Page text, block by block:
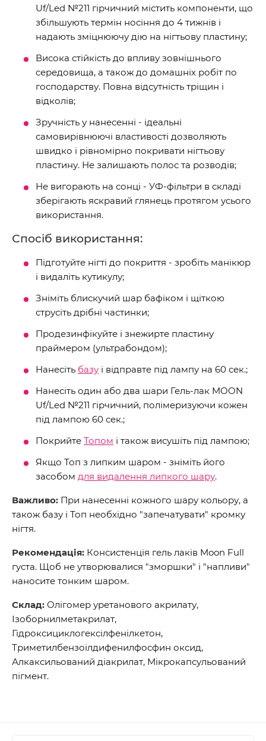
Uf/Led №211 гірчичний містить компоненти, що
збільшують термін носіння до 4 тижнів і
надають зміцнюючу дію на нігтьову пластину;
Висока стійкість до впливу зовнішнього
середовища, а також до домашніх робіт по
господарству. Повна відсутність тріщин і
відколів;
Зручність у нанесенні - ідеальні
самовирівнюючі властивості дозволяють
швидко і рівномірно покривати нігтьову
пластину. Не залишають полос та розводів;
Не вигорають на сонці - УФ-фільтри в складі
зберігають яскравий глянець протягом усього
використання.
Спосіб використання:
Підготуйте нігті до покриття - зробіть манікюр
і видаліть кутикулу;
Зніміть блискучий шар бафіком і щіткою
струсіть дрібні частинки;
Продезинфікуйте і знежирте пластину
праймером (ультрабондом);
Нанесіть базу і відправте під лампу на 60 сек.;
Нанесіть один або два шари Гель-лак MOON
Uf/Led №211 гірчичний, полімеризуючи кожен
під лампою 60 сек.;
Покрийте Топом і також висушіть під лампою;
Якщо Топ з липким шаром - зніміть його
засобом для видалення липкого шару.
Важливо: При нанесенні кожного шару кольору, а
також базу і Топ необхідно "запечатувати" кромку
нігтя.
Рекомендація: Консистенція гель лаків Moon Full
густа. Щоб не утворювалися "зморшки" і "напливи"
наносите тонким шаром.
Склад: Олігомер уретанового акрилату,
Ізоборнилметакрилат,
Гідроксициклогексілфенілкетон,
Триметилбензоілдифенилфосфин оксид,
Алкаксильований діакрилат, Мікрокапсульований
пігмент.